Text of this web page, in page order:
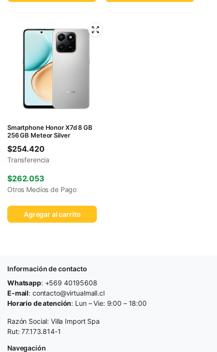
Smartphone Honor X7d 8 GB
256 GB Meteor Silver
$254.420
Transferencia
$262.053
Otros Medios de Pago
Agregar al carrito
Información de contacto
Whatsapp: +569 40195608
E-mail: contacto@virtualmall.cl
Horario de atención: Lun – Vie: 9:00 – 18:00
Razón Social: Villa Import Spa
Rut: 77.173.814-1
Navegación